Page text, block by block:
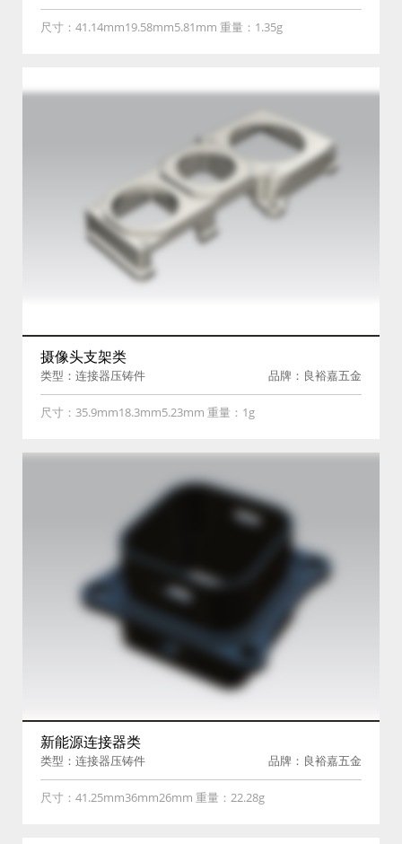
尺寸：41.14mm19.58mm5.81mm 重量：1.35g
摄像头支架类
类型：连接器压铸件 品牌：良裕嘉五金
尺寸：35.9mm18.3mm5.23mm 重量：1g
新能源连接器类
类型：连接器压铸件 品牌：良裕嘉五金
尺寸：41.25mm36mm26mm 重量：22.28g